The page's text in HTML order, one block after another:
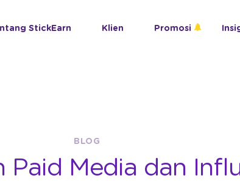
StickEarn Klien Promosi
BLOG
Paid Media dan